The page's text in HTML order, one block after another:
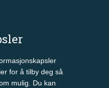
for å tilby deg så
mulig. Du kan